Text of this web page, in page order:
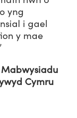
yng
i gael
y mae
Cymru